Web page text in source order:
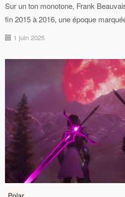
Sur un ton monotone, Frank
fin 2015 à 2016, une époque
1 juin 2025